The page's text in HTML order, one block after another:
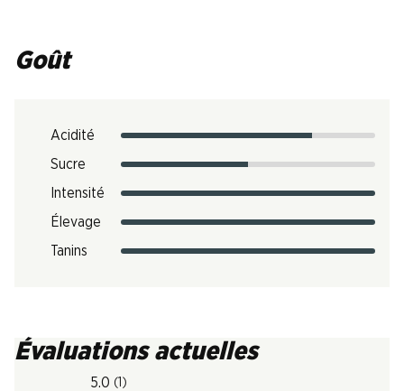
Goût
Acidité
Sucre
Intensité
Élevage
Tanins
Évaluations actuelles
5.0 (1)